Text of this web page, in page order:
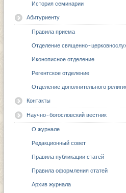
История семинарии
Абитуриенту
Правила приема
Отделение священно-
Иконописное отделение
Регентское отделение
Отделение дополнительного
Контакты
Научно-богословский вестник
О журнале
Редакционный совет
Правила публикации статей
Правила оформления статей
Архив журнала